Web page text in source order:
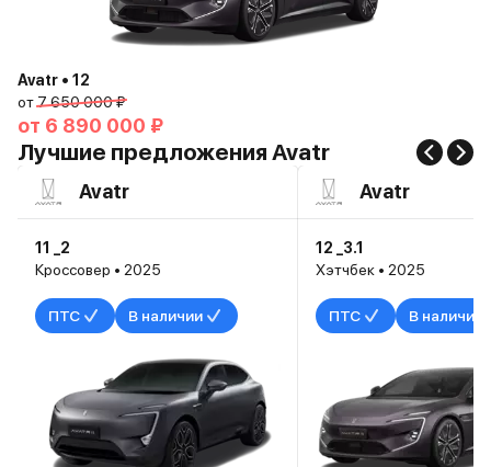
Avatr • 12
от7 650 000 ₽
от 6 890 000 ₽
Лучшие предложения Avatr
Avatr
11 _2
Кроссовер • 2025
ПТС В наличии
Avatr
12 _3.1
Хэтчбек • 2025
ПТС В наличии